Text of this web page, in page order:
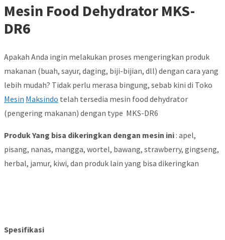
Mesin Food Dehydrator MKS-
DR6
Apakah Anda ingin melakukan proses mengeringkan produk
makanan (buah, sayur, daging, biji-bijian, dll) dengan cara yang
lebih mudah? Tidak perlu merasa bingung, sebab kini di Toko
Mesin Maksindo telah tersedia mesin food dehydrator
(pengering makanan) dengan type MKS-DR6
Produk Yang bisa dikeringkan dengan mesin ini : apel,
pisang, nanas, mangga, wortel, bawang, strawberry, gingseng,
herbal, jamur, kiwi, dan produk lain yang bisa dikeringkan
Spesifikasi